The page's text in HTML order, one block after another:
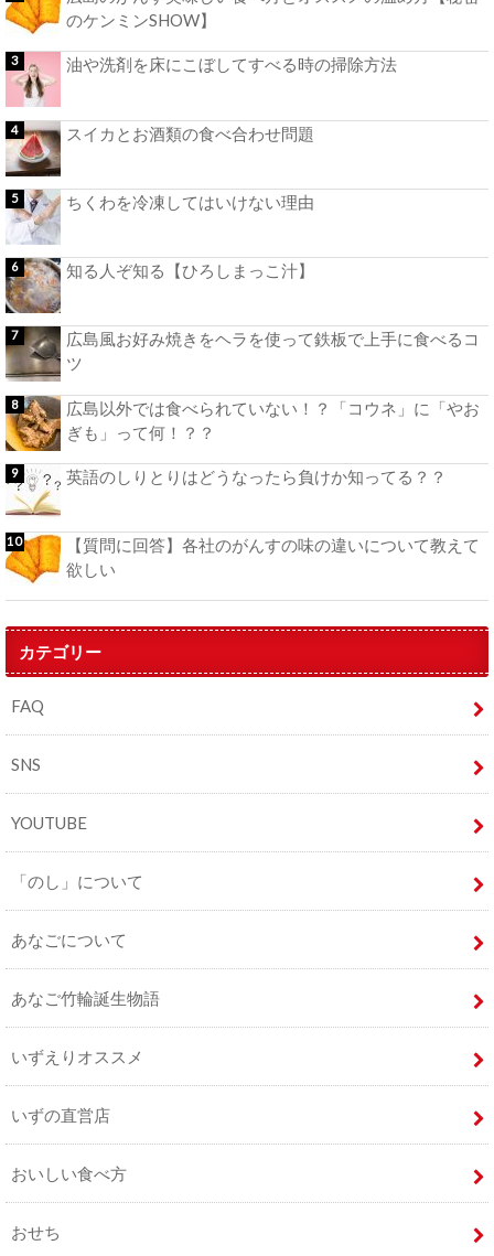
のケンミンSHOW】
油や洗剤を床にこぼしてすべる時の掃除方法
スイカとお酒類の食べ合わせ問題
ちくわを冷凍してはいけない理由
知る人ぞ知る【ひろしまっこ汁】
広島風お好み焼きをヘラを使って鉄板で上手に食べるコ
ツ
広島以外では食べられていない！？「コウネ」に「やお
ぎも」って何！？？
英語のしりとりはどうなったら負けか知ってる？？
【質問に回答】各社のがんすの味の違いについて教えて
欲しい
カテゴリー
FAQ
SNS
YOUTUBE
「のし」について
あなごについて
あなご竹輪誕生物語
いずえりオススメ
いずの直営店
おいしい食べ方
おせち